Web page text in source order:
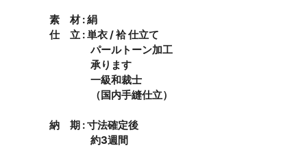
素 材 : 絹
仕 立 : 単衣 / 袷 仕立て
パールトーン加工
承ります
一級和裁士
（国内手縫仕立）
納 期 : 寸法確定後
約3週間